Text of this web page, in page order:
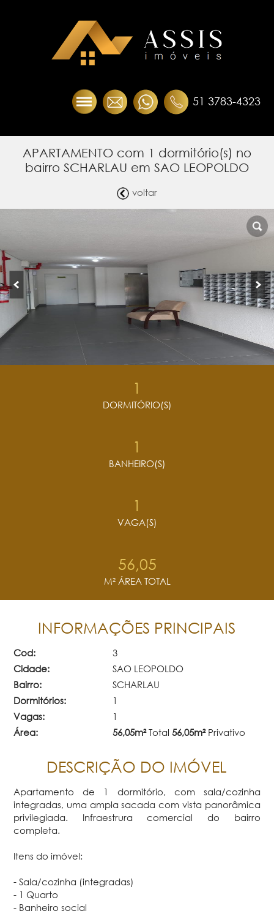
51 3783-4323
APARTAMENTO com 1 dormitório(s) no
bairro SCHARLAU em SAO LEOPOLDO
voltar
1
DORMITÓRIO(S)
1
BANHEIRO(S)
1
VAGA(S)
56,05
M² ÁREA TOTAL
INFORMAÇÕES PRINCIPAIS
Cod:
3
Cidade:
SAO LEOPOLDO
Bairro:
SCHARLAU
Dormitórios:
1
Vagas:
1
Área:
56,05m²Total 56,05m²Privativo
DESCRIÇÃO DO IMÓVEL
Apartamento de 1 dormitório, com sala/cozinha
integradas, uma ampla sacada com vista panorâmica
privilegiada. Infraestrura comercial do bairro
completa.
Itens do imóvel:
- Sala/cozinha (integradas)
- 1 Quarto
- Banheiro social